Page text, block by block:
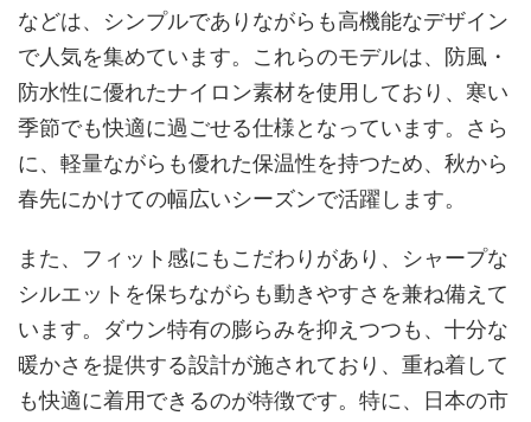
などは、シンプルでありながらも高機能なデザイン
で人気を集めています。これらのモデルは、防風・
防水性に優れたナイロン素材を使用しており、寒い
季節でも快適に過ごせる仕様となっています。さら
に、軽量ながらも優れた保温性を持つため、秋から
春先にかけての幅広いシーズンで活躍します。
また、フィット感にもこだわりがあり、シャープな
シルエットを保ちながらも動きやすさを兼ね備えて
います。ダウン特有の膨らみを抑えつつも、十分な
暖かさを提供する設計が施されており、重ね着して
も快適に着用できるのが特徴です。特に、日本の市